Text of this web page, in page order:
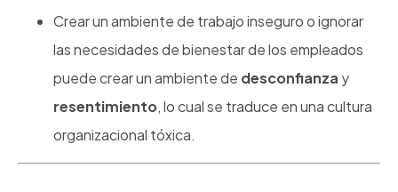
Crear un ambiente de trabajo inseguro o ignorar
las necesidades de bienestar de los empleados
puede crear un ambiente de desconfianza y
resentimiento, lo cual se traduce en una cultura
organizacional tóxica.